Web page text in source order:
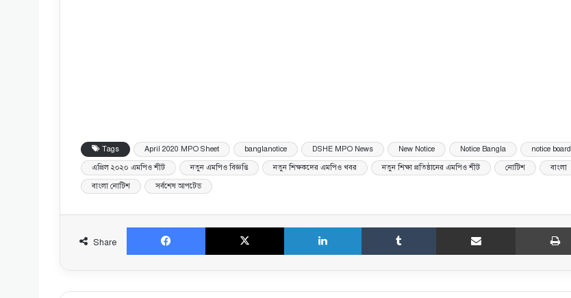
Tags April 2020 MPO Sheet banglanotice DSHE MPO News New Notice Notice Bangla notice board
এপ্রিল ২০২০ এমপিও শীট নতুন এমপিও বিজ্ঞপ্তি নতুন শিক্ষকদের এমপিও খবর নতুন শিক্ষা প্রতিষ্ঠানের এমপিও শীট নোটিশ বাংলা
বাংলা নোটিশ সর্বশেষ আপটেড
Share
Facebook X LinkedIn Tumblr Share via Email